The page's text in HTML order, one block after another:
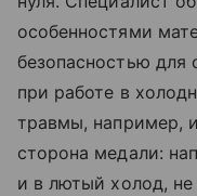
особенностями
безопасностью для
при работе в
травмы, например,
сторона медали:
и в лютый холод,